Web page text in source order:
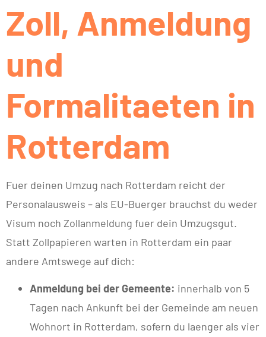
Zoll, Anmeldung
und
Formalitaeten in
Rotterdam
Fuer deinen Umzug nach Rotterdam reicht der
Personalausweis – als EU-Buerger brauchst du weder
Visum noch Zollanmeldung fuer dein Umzugsgut.
Statt Zollpapieren warten in Rotterdam ein paar
andere Amtswege auf dich:
Anmeldung bei der Gemeente: innerhalb von 5
Tagen nach Ankunft bei der Gemeinde am neuen
Wohnort in Rotterdam, sofern du laenger als vier